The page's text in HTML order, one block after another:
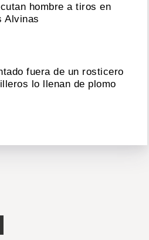
hombre a tiros en
Alvinas
fuera de un rosticero
lo llenan de plomo